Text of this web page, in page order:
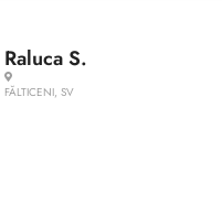
Raluca S.
FĂLTICENI, SV